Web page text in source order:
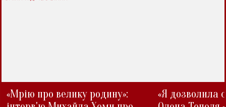
«Мрію про велику родину»:
«Я дозволила